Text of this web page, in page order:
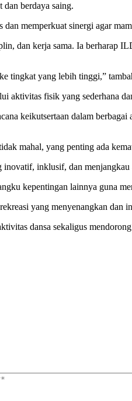
dan berdaya saing.
memperkuat sinergi agar
dan kerja sama. Ia berharap
tingkat yang lebih tinggi,”
aktivitas fisik yang sederhana
keikutsertaan dalam
mahal, yang penting ada
inklusif, dan menjangkau
kepentingan lainnya guna
yang menyenangkan dan
dansa sekaligus